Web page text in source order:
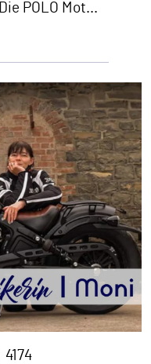
könnten. POLO Motorrad App Die POLO Mot...
4174